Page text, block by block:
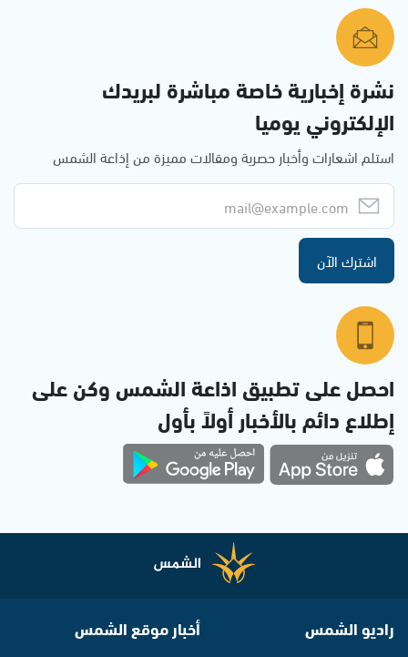
نشرة إخبارية خاصة مباشرة لبريدك
الإلكتروني يوميا
استلم اشعارات وأخبار حصرية ومقالات مميزة من إذاعة الشمس
اشترك الآن
احصل على تطبيق اذاعة الشمس وكن على
إطلاع دائم بالأخبار أولاً بأول
راديو الشمس أخبار موقع الشمس